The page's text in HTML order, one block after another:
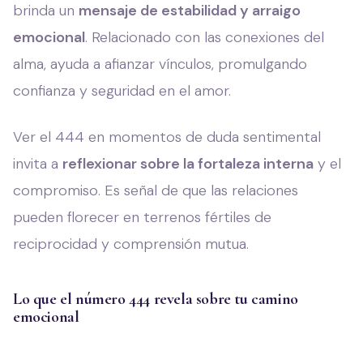
brinda un mensaje de estabilidad y arraigo
emocional. Relacionado con las conexiones del
alma, ayuda a afianzar vínculos, promulgando
confianza y seguridad en el amor.
Ver el 444 en momentos de duda sentimental
invita a reflexionar sobre la fortaleza interna y el
compromiso. Es señal de que las relaciones
pueden florecer en terrenos fértiles de
reciprocidad y comprensión mutua.
Lo que el número 444 revela sobre tu camino
emocional